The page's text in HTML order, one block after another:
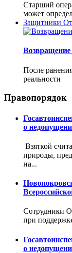
Старший
может
Защитники
После
реальности
Правопорядок
о
Взяткой
природы,
на...
Сотрудники
при
о